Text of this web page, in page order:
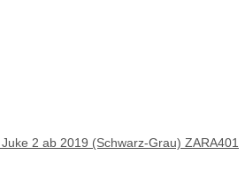
2 ab 2019 (Schwarz-Grau) ZARA401